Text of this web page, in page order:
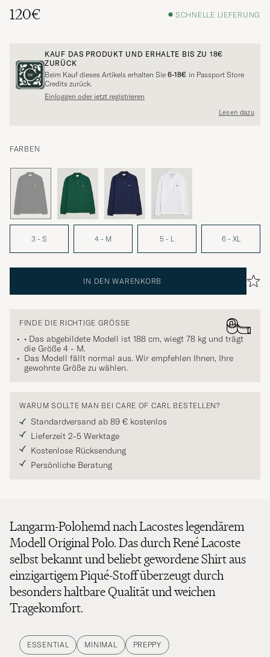
120€
SCHNELLE LIEFERUNG
KAUF DAS PRODUKT UND ERHALTE BIS ZU 18€
ZURÜCK
Beim Kauf dieses Artikels erhalten Sie 6-18€ in Passport Store
Credits zurück.
Einloggen oder jetzt registrieren
Lesen dazu
FARBEN
3 - S 4 - M 5 - L 6 - XL
IN DEN WARENKORB
FINDE DIE RICHTIGE GRÖSSE
• Das abgebildete Modell ist 188 cm, wiegt 78 kg und trägt
die Größe 4 - M.
Das Modell fällt normal aus. Wir empfehlen Ihnen, Ihre
gewohnte Größe zu wählen.
WARUM SOLLTE MAN BEI CARE OF CARL BESTELLEN?
Standardversand ab 89 € kostenlos
Lieferzeit 2-5 Werktage
Kostenlose Rücksendung
Persönliche Beratung
Langarm-Polohemd nach Lacostes legendärem
Modell Original Polo. Das durch René Lacoste
selbst bekannt und beliebt gewordene Shirt aus
einzigartigem Piqué-Stoff überzeugt durch
besonders haltbare Qualität und weichen
Tragekomfort.
ESSENTIAL MINIMAL PREPPY